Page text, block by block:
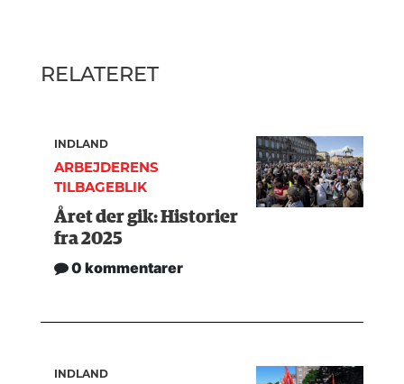
RELATERET
INDLAND
ARBEJDERENS
TILBAGEBLIK
Året der gik: Historier
fra 2025
0 kommentarer
INDLAND